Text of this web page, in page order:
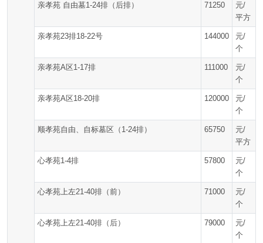
亲孝苑 自由墓1-24排（后排） 71250
元/
平方
亲孝苑23排18-22号 144000
元/
个
亲孝苑A区1-17排 111000
元/
个
亲孝苑A区18-20排 120000
元/
个
顺孝苑自由、自标墓区（1-24排） 65750
元/
平方
心孝苑1-4排 57800
元/
个
心孝苑上左21-40排（前） 71000
元/
个
心孝苑上左21-40排（后） 79000
元/
个